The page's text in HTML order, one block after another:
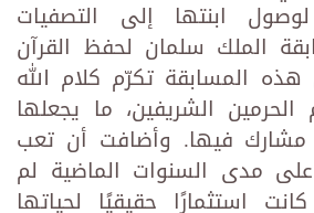
لوصول ابنتها إلى التصفيات
الملك سلمان لحفظ القرآن
هذه المسابقة تكرّم كلام الله
الشريفين، ما يجعلها
مشارك فيها. وأضافت أن تعب
مدى السنوات الماضية لم
استثمارًا حقيقيًا لحياتها